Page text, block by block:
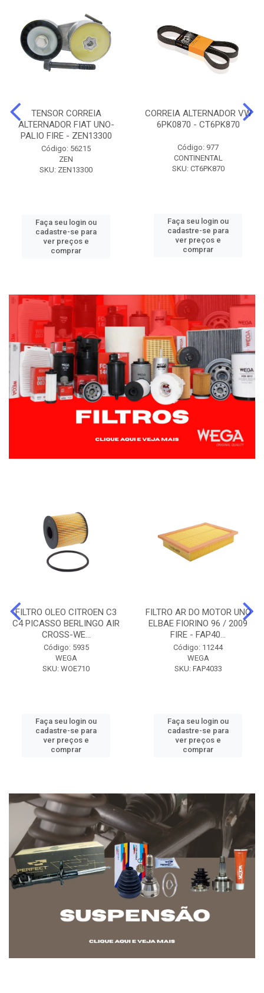
TENSOR CORREIA
ALTERNADOR FIAT UNO-
PALIO FIRE - ZEN13300
Código: 56215
ZEN
SKU: ZEN13300
Faça seu login ou
cadastre-se para
ver preços e
comprar
CORREIA ALTERNADOR VW
6PK0870 - CT6PK870
Código: 977
CONTINENTAL
SKU: CT6PK870
Faça seu login ou
cadastre-se para
ver preços e
comprar
FILTRO OLEO CITROEN C3
C4 PICASSO BERLINGO AIR
CROSS-WE...
Código: 5935
WEGA
SKU: WOE710
Faça seu login ou
cadastre-se para
ver preços e
comprar
FILTRO AR DO MOTOR UNO
ELBAE FIORINO 96 / 2009
FIRE - FAP40...
Código: 11244
WEGA
SKU: FAP4033
Faça seu login ou
cadastre-se para
ver preços e
comprar